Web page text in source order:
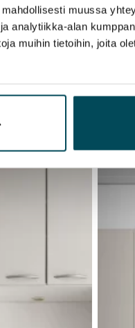
muussa
analytiikka-alan
muihin tietoihin, joita